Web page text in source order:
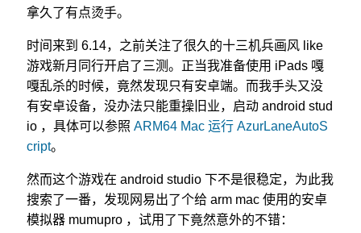
拿久了有点烫手。
时间来到 6.14，之前关注了很久的十三机兵画风 like
游戏新月同行开启了三测。正当我准备使用 iPads 嘎
嘎乱杀的时候，竟然发现只有安卓端。而我手头又没
有安卓设备，没办法只能重操旧业，启动 android stud
io ，具体可以参照ARM64 Mac 运行 AzurLaneAutoS
cript。
然而这个游戏在 android studio 下不是很稳定，为此我
搜索了一番，发现网易出了个给 arm mac 使用的安卓
模拟器 mumupro ，试用了下竟然意外的不错：